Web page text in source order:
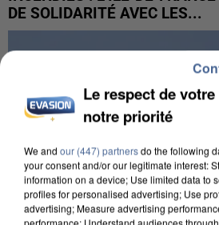
DE SOLIDARITÉ AVEC LES...
Le respect de
notre priorité
We and our (447) partnersdo the following
your consent and/or our legitimate interest:
information on a device; Use limited data to
profiles for personalised advertising; Use
advertising; Measure advertising
performance; Understand audiences